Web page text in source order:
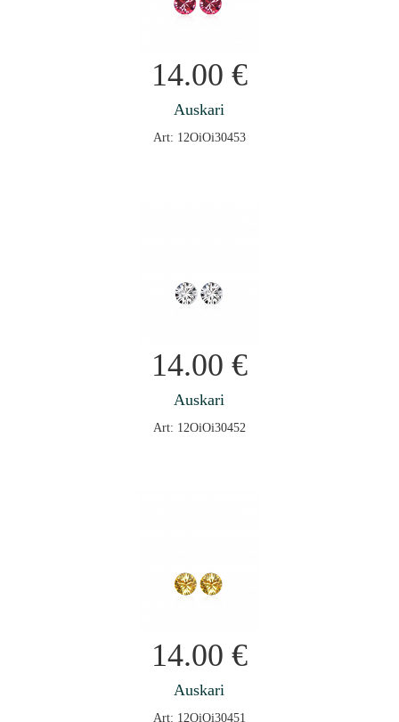
14.00 €
Auskari
Art: 12OiOi30453
14.00 €
Auskari
Art: 12OiOi30452
14.00 €
Auskari
Art: 12OiOi30451